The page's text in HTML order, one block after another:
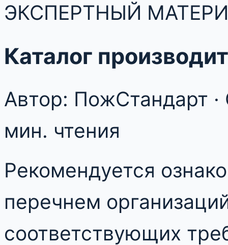
ЭКСПЕРТНЫЙ
Каталог
Автор: ПожСтандарт ·
мин. чтения
Рекомендуется
перечнем
соответствующих